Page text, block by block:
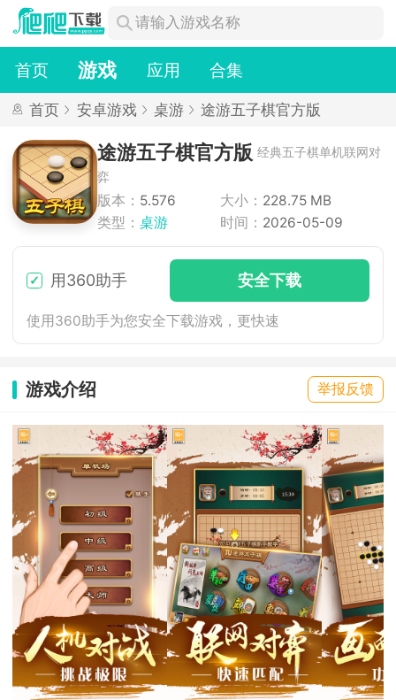
首页 游戏 应用 合集
首页 安卓游戏 桌游 途游五子棋官方版
途游五子棋官方版 经典五子棋单机联网对
弈
版本： 5.576 大小： 228.75 MB
类型： 桌游 时间： 2026-05-09
安全下载
用360助手
使用360助手为您安全下载游戏，更快速
游戏介绍 举报反馈